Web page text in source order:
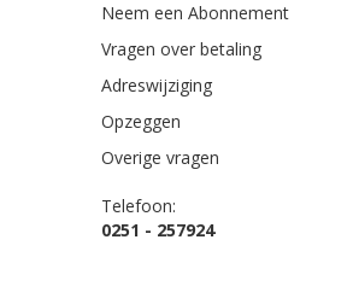
Neem een Abonnement
Vragen over betaling
Adreswijziging
Opzeggen
Overige vragen
Telefoon:
0251 - 257924